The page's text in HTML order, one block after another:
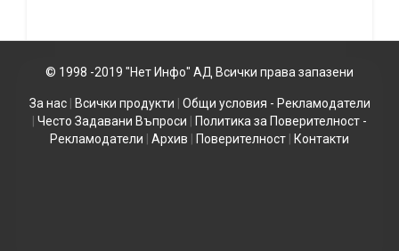
© 1998 -2019 "Нет Инфо" АД Всички права запазени
За нас| Всички продукти
Общи условия - Рекламодатели
Често Задавани Въпроси
Политика за Поверителност -
Рекламодатели
Архив Поверителност Контакти